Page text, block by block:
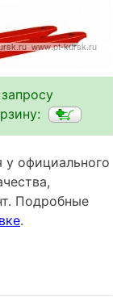
у официального
Подробные
.